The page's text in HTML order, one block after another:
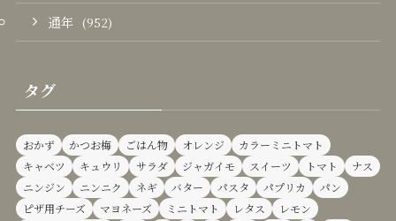
通年 (952)
タグ
おかず かつお梅 ごはん物 オレンジ
カラーミニトマト
キャベツ
キュウリ サラダ ジャガイモ スイーツ トマト
ナス
ニンジン
ニンニク ネギ バター パスタ パプリカ
パン
ピザ用チーズ
マヨネーズ ミニトマト レタス レモン